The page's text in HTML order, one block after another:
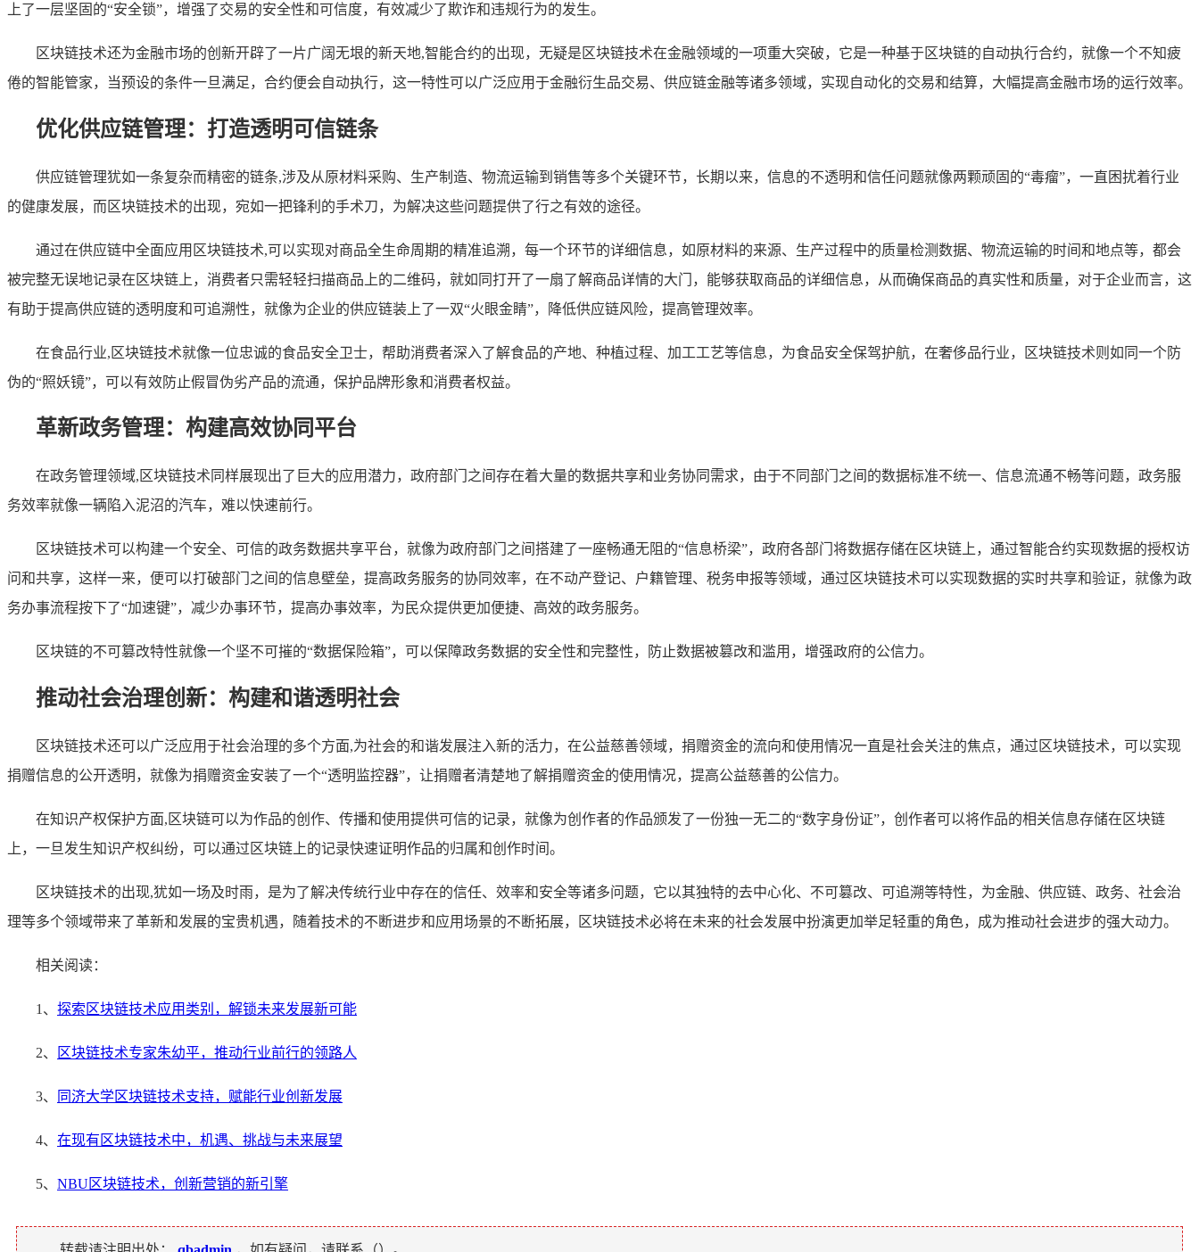
上了一层坚固的“安全锁”，增强了交易的安全性和可信度，有效减少了欺诈和违规行为的发生。
区块链技术还为金融市场的创新开辟了一片广阔无垠的新天地,智能合约的出现，无疑是区块链技术在金融领域的一项重大突破，它是一种基于区块链的自动执行合约，就像一个不知疲
倦的智能管家，当预设的条件一旦满足，合约便会自动执行，这一特性可以广泛应用于金融衍生品交易、供应链金融等诸多领域，实现自动化的交易和结算，大幅提高金融市场的运行效率。
优化供应链管理：打造透明可信链条
供应链管理犹如一条复杂而精密的链条,涉及从原材料采购、生产制造、物流运输到销售等多个关键环节，长期以来，信息的不透明和信任问题就像两颗顽固的“毒瘤”，一直困扰着行业
的健康发展，而区块链技术的出现，宛如一把锋利的手术刀，为解决这些问题提供了行之有效的途径。
通过在供应链中全面应用区块链技术,可以实现对商品全生命周期的精准追溯，每一个环节的详细信息，如原材料的来源、生产过程中的质量检测数据、物流运输的时间和地点等，都会
被完整无误地记录在区块链上，消费者只需轻轻扫描商品上的二维码，就如同打开了一扇了解商品详情的大门，能够获取商品的详细信息，从而确保商品的真实性和质量，对于企业而言，这
有助于提高供应链的透明度和可追溯性，就像为企业的供应链装上了一双“火眼金睛”，降低供应链风险，提高管理效率。
在食品行业,区块链技术就像一位忠诚的食品安全卫士，帮助消费者深入了解食品的产地、种植过程、加工工艺等信息，为食品安全保驾护航，在奢侈品行业，区块链技术则如同一个防
伪的“照妖镜”，可以有效防止假冒伪劣产品的流通，保护品牌形象和消费者权益。
革新政务管理：构建高效协同平台
在政务管理领域,区块链技术同样展现出了巨大的应用潜力，政府部门之间存在着大量的数据共享和业务协同需求，由于不同部门之间的数据标准不统一、信息流通不畅等问题，政务服
务效率就像一辆陷入泥沼的汽车，难以快速前行。
区块链技术可以构建一个安全、可信的政务数据共享平台，就像为政府部门之间搭建了一座畅通无阻的“信息桥梁”，政府各部门将数据存储在区块链上，通过智能合约实现数据的授权访
问和共享，这样一来，便可以打破部门之间的信息壁垒，提高政务服务的协同效率，在不动产登记、户籍管理、税务申报等领域，通过区块链技术可以实现数据的实时共享和验证，就像为政
务办事流程按下了“加速键”，减少办事环节，提高办事效率，为民众提供更加便捷、高效的政务服务。
区块链的不可篡改特性就像一个坚不可摧的“数据保险箱”，可以保障政务数据的安全性和完整性，防止数据被篡改和滥用，增强政府的公信力。
推动社会治理创新：构建和谐透明社会
区块链技术还可以广泛应用于社会治理的多个方面,为社会的和谐发展注入新的活力，在公益慈善领域，捐赠资金的流向和使用情况一直是社会关注的焦点，通过区块链技术，可以实现
捐赠信息的公开透明，就像为捐赠资金安装了一个“透明监控器”，让捐赠者清楚地了解捐赠资金的使用情况，提高公益慈善的公信力。
在知识产权保护方面,区块链可以为作品的创作、传播和使用提供可信的记录，就像为创作者的作品颁发了一份独一无二的“数字身份证”，创作者可以将作品的相关信息存储在区块链
上，一旦发生知识产权纠纷，可以通过区块链上的记录快速证明作品的归属和创作时间。
区块链技术的出现,犹如一场及时雨，是为了解决传统行业中存在的信任、效率和安全等诸多问题，它以其独特的去中心化、不可篡改、可追溯等特性，为金融、供应链、政务、社会治
理等多个领域带来了革新和发展的宝贵机遇，随着技术的不断进步和应用场景的不断拓展，区块链技术必将在未来的社会发展中扮演更加举足轻重的角色，成为推动社会进步的强大动力。
相关阅读：
1、 探索区块链技术应用类别，解锁未来发展新可能
2、 区块链技术专家朱幼平，推动行业前行的领路人
3、 同济大学区块链技术支持，赋能行业创新发展
4、 在现有区块链技术中，机遇、挑战与未来展望
5、 NBU区块链技术，创新营销的新引擎